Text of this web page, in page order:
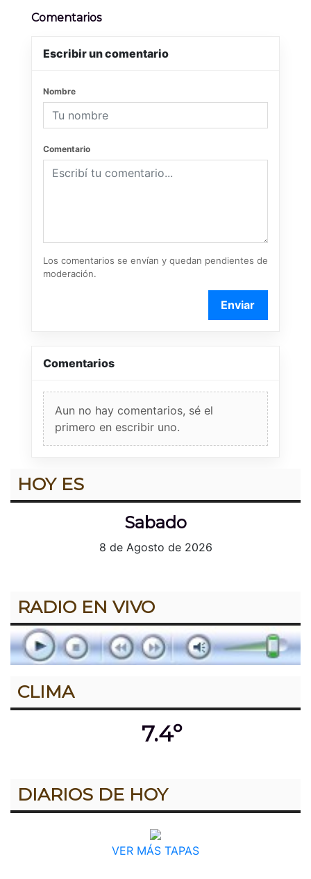
Comentarios
Escribir un comentario
Nombre
Comentario
Los comentarios se envían y quedan pendientes de
moderación.
Enviar
Comentarios
Aun no hay comentarios, sé el
primero en escribir uno.
HOY ES
Sabado
8 de Agosto de 2026
RADIO EN VIVO
CLIMA
7.4º
DIARIOS DE HOY
VER MÁS TAPAS